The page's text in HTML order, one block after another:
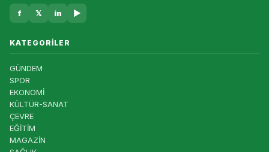
f 𝕏 in ▶
KATEGORILER
GÜNDEM
SPOR
EKONOMİ
KÜLTÜR-SANAT
ÇEVRE
EĞİTİM
MAGAZİN